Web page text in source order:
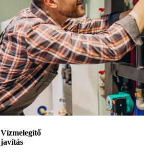
Vízmelegítő
javítás